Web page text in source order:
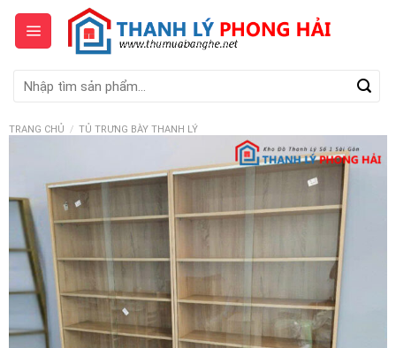
Skip
content
kiếm:
TRANG CHỦ / TỦ TRƯNG BÀY THANH LÝ